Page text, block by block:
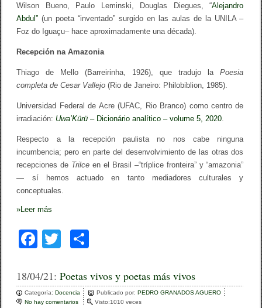
i
d
V
S
I
I
N
Wilson Bueno, Paulo Leminski, Douglas Diegues, “Alejandro
Abdul” (un poeta “inventado” surgido en las aulas de la UNILA –
Foz do Iguaçu– hace aproximadamente una década).
Recepción na Amazonia
Thiago de Mello (Barreirinha, 1926), que tradujo laPoesia
completa de Cesar Vallejo (Rio de Janeiro: Philobiblion, 1985).
Universidad Federal de Acre (UFAC, Rio Branco) como centro de
irradiación: Uwa’Kürü – Dicionário analítico – volume 5, 2020.
Respecto a la recepción paulista no nos cabe ninguna
incumbencia; pero en parte del desenvolvimiento de las otras dos
recepciones de Trilce en el Brasil –“tríplice fronteira” y “amazonia”
— sí hemos actuado en tanto mediadores culturales y
conceptuales.
»Leer más
F
c
e
tt
er
m
p
18/04/21:Poetas vivos y poetas más vivos
Categoría:Docencia Publicado por:PEDRO GRANADOS AGUERO
No hay comentarios
Visto:1010 veces